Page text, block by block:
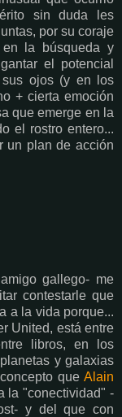
sin duda les
por su coraje
la búsqueda y
el potencial
ojos (y en los
+ cierta emoción
que emerge en la
el rostro entero...
un plan de acción
gallego- me
contestarle que
a la vida porque...
United, está entre
libros, en los
y galaxias
que Alain
la "conectividad" -
y del que con